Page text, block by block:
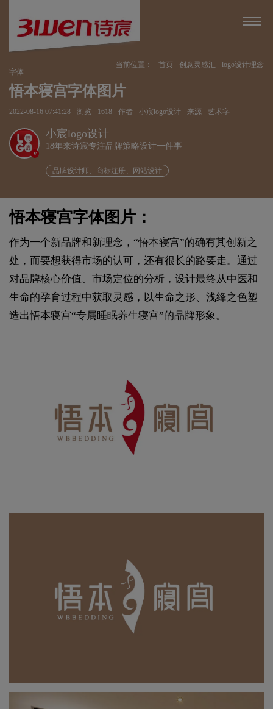
当前位置： 首页 创意灵感汇
logo设计理念
字体
悟本寝宫字体图片
2022-08-16 07:41:28 浏览 1618 作者 小宸logo设计 来源 艺术字
v
小宸logo设计
18年来诗宸专注品牌策略设计一件事
品牌设计师、商标注册、网站设计
悟本寝宫字体图片：
作为一个新品牌和新理念，“悟本寝宫”的确有其创新之
处，而要想获得市场的认可，还有很长的路要走。通过
对品牌核心价值、市场定位的分析，设计最终从中医和
生命的孕育过程中获取灵感，以生命之形、浅绛之色塑
造出悟本寝宫“专属睡眠养生寝宫”的品牌形象。